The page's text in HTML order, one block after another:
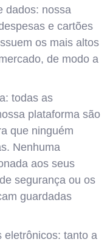
dados: nossa
e cartões
os mais altos
de modo a
todas as
plataforma são
que ninguém
Nenhuma
aos seus
segurança ou os
guardadas
eletrônicos: tanto a